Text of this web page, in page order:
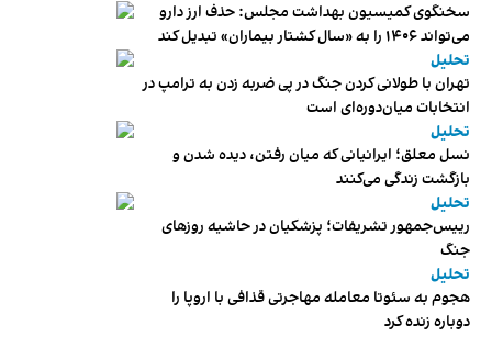
سخنگوی کمیسیون بهداشت مجلس: حذف ارز دارو
می‌تواند ۱۴۰۶ را به «سال کشتار بیماران» تبدیل کند
تحلیل
تهران با طولانی کردن جنگ در پی ضربه زدن به ترامپ در
انتخابات میان‌دوره‌ای است
تحلیل
نسل معلق؛ ایرانیانی که میان رفتن، دیده شدن و
بازگشت زندگی می‌کنند
تحلیل
رییس‌جمهور تشریفات؛ پزشکیان در حاشیه روزهای
جنگ
تحلیل
هجوم به سئوتا معامله مهاجرتی قذافی با اروپا را
دوباره زنده کرد